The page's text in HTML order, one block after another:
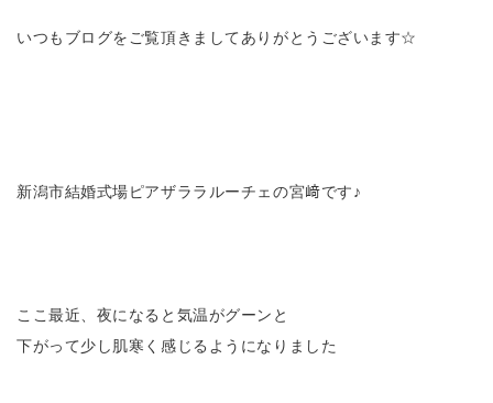
いつもブログをご覧頂きましてありがとうございます☆
新潟市結婚式場ピアザララルーチェの宮﨑です♪
ここ最近、夜になると気温がグーンと
下がって少し肌寒く感じるようになりました